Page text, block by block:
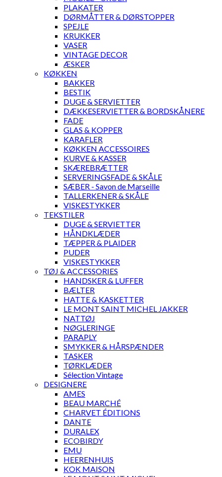
PLAKATER
DØRMÅTTER & DØRSTOPPER
SPEJLE
KRUKKER
VASER
VINTAGE DECOR
ÆSKER
KØKKEN
BAKKER
BESTIK
DUGE & SERVIETTER
DÆKKESERVIETTER & BORDSKÅNERE
FADE
GLAS & KOPPER
KARAFLER
KØKKEN ACCESSOIRES
KURVE & KASSER
SKÆREBRÆTTER
SERVERINGSFADE & SKÅLE
SÆBER - Savon de Marseille
TALLERKENER & SKÅLE
VISKESTYKKER
TEKSTILER
DUGE & SERVIETTER
HÅNDKLÆDER
TÆPPER & PLAIDER
PUDER
VISKESTYKKER
TØJ & ACCESSORIES
HANDSKER & LUFFER
BÆLTER
HATTE & KASKETTER
LE MONT SAINT MICHEL JAKKER
NATTØJ
NØGLERINGE
PARAPLY
SMYKKER & HÅRSPÆNDER
TASKER
TØRKLÆDER
Sélection Vintage
DESIGNERE
AMES
BEAU MARCHÉ
CHARVET ÉDITIONS
DANTE
DURALEX
ECOBIRDY
EMU
HEERENHUIS
KOK MAISON